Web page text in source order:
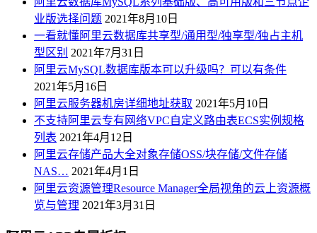
业版选择问题 2021年8月10日
一看就懂阿里云数据库共享型/通用型/独享型/独占主机
型区别 2021年7月31日
阿里云MySQL数据库版本可以升级吗？可以有条件
2021年5月16日
阿里云服务器机房详细地址获取 2021年5月10日
不支持阿里云专有网络VPC自定义路由表ECS实例规格
列表 2021年4月12日
阿里云存储产品大全对象存储OSS/块存储/文件存储
NAS… 2021年4月1日
阿里云资源管理Resource Manager全局视角的云上资源概
览与管理 2021年3月31日